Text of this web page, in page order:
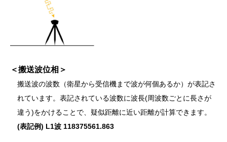
＜搬送波位相＞
搬送波の波数（衛星から受信機まで波が何個あるか）が表記さ
れています。表記されている波数に波長(周波数ごとに長さが
違う)をかけることで、疑似距離に近い距離が計算できます。
(表記例) L1波 118375561.863